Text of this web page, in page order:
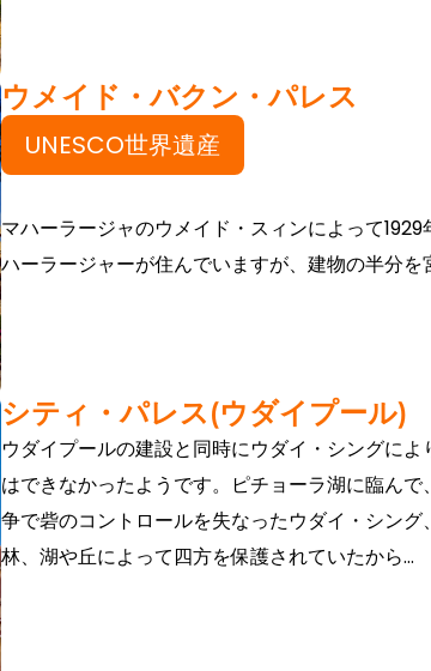
ウメイド・バクン・パレス
UNESCO世界遺産
マハーラージャのウメイド・スィンによって
ハーラージャーが住んでいますが、建物の半分を
シティ・パレス(ウダイプール)
ウダイプールの建設と同時にウダイ・シングに
はできなかったようです。ピチョーラ湖に臨ん
争で砦のコントロールを失なったウダイ・シン
林、湖や丘によって四方を保護されていたから...